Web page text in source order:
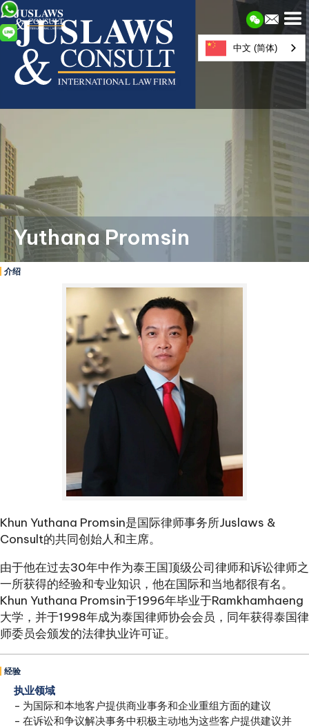
Yuthana Promsin
介绍
Khun Yuthana Promsin是国际律师事务所Juslaws &
Consult的共同创始人和主席。
由于他在过去30年中作为泰王国顶级公司律师和诉讼律师之
一所获得的经验和专业知识，他在国际和当地都很有名。
Khun Yuthana Promsin于1996年毕业于Ramkhamhaeng
大学，并于1998年成为泰国律师协会会员，同年获得泰国律
师委员会颁发的法律执业许可证。
经验
执业领域
- 为国际和本地客户提供商业事务和企业重组方面的建议
- 在诉讼和争议解决事务中积极主动地为这些客户提供建议并
中文 (简体)